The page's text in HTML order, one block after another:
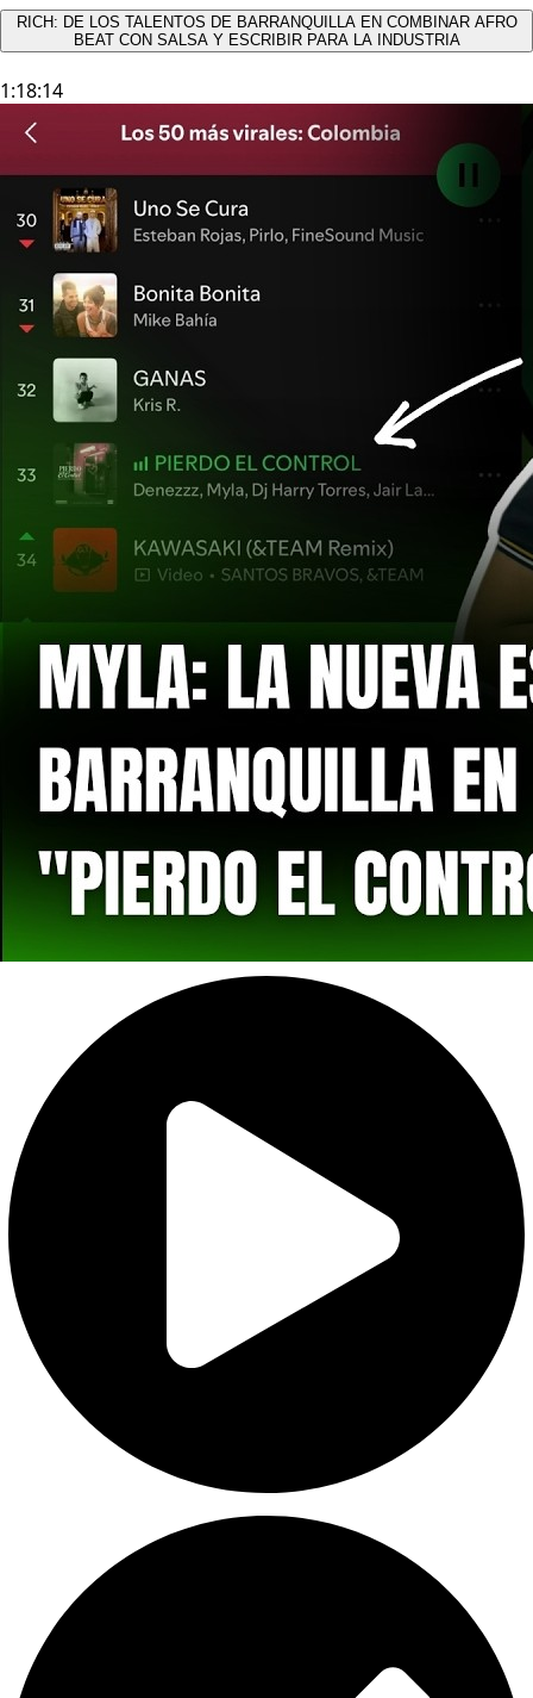
RICH: DE LOS TALENTOS DE BARRANQUILLA EN COMBINAR AFRO
BEAT CON SALSA Y ESCRIBIR PARA LA INDUSTRIA
1:18:14